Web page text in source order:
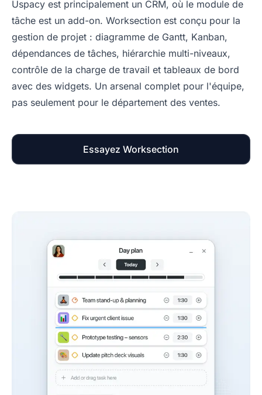
Uspacy est principalement un CRM, où le module de
tâche est un add-on. Worksection est conçu pour la
gestion de projet : diagramme de Gantt, Kanban,
dépendances de tâches, hiérarchie multi-niveaux,
contrôle de la charge de travail et tableaux de bord
avec des widgets. Un arsenal complet pour l'équipe,
pas seulement pour le département des ventes.
Essayez Worksection